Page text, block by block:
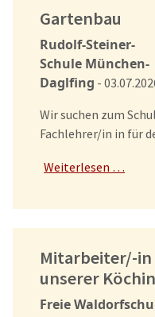
Gartenbau
Rudolf-Steiner-
Schule München-
Daglfing -
Wir suchen zum
Fachlehrer/in in für
Weiterlesen …
Mitarbeiter/-
unserer Köchin
Freie